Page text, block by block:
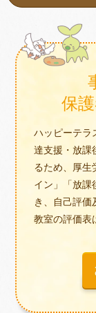
保
ハッピーテラ
達支援・放課
るため、厚生
イン」「放課
き、自己評価
教室の評価表